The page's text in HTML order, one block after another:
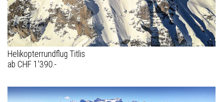
Helikopterrundflug Titlis
ab CHF 1'390.-